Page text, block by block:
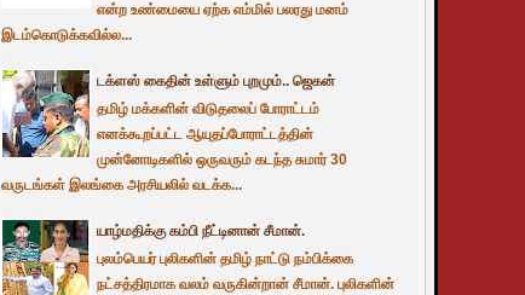
என்ற உண்மையை ஏற்க எம்மில் பலரது மனம்
இடம்கொடுக்கவில்ல...
டக்ளஸ் கைதின் உள்ளும் புறமும்.. ஜெகன்
தமிழ் மக்களின் விடுதலைப் போராட்டம்
எனக்கூறப்பட்ட ஆயுதப்போராட்டத்தின்
முன்னோடிகளில் ஒருவரும் கடந்த சுமார் 30
வருடங்கள் இலங்கை அரசியலில் வடக்க...
யாழ்மதிக்கு கம்பி நீட்டினான் சீமான்.
புலம்பெயர் புலிகளின் தமிழ் நாட்டு நம்பிக்கை
நட்சத்திரமாக வலம் வருகின்றான் சீமான். புலிகளின்